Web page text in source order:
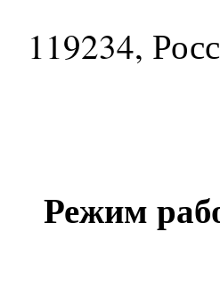
119234,
Режим